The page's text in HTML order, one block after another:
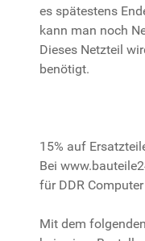
es spätestens
kann man noch
Dieses Netzteil
benötigt.
15% auf
Bei
für DDR
Mit dem